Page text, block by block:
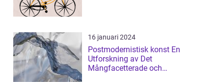
16 januari 2024
Postmodernistisk konst En
Utforskning av Det
Mångfacetterade och